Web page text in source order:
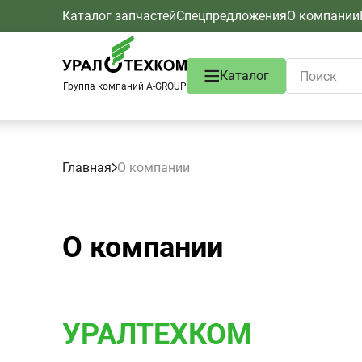
Каталог запчастейСпецпредложенияО компании
Группа компаний A-GROUP
Каталог
Главная О компании
О компании
УРАЛТЕХКОМ